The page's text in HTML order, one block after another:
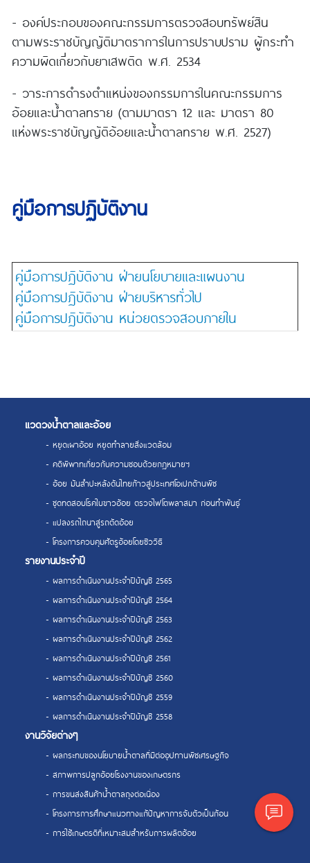
- องค์ประกอบของคณะกรรมการตรวจสอบทรัพย์สิน
ตามพระราชบัญญัติมาตราการในการปราบปราม ผู้กระทำ
ความผิดเกี่ยวกับยาเสพติด พ.ศ. 2534
- วาระการดำรงตำแหน่งของกรรมการในคณะกรรมการ
อ้อยและน้ำตาลทราย (ตามมาตรา 12 และ มาตรา 80
แห่งพระราชบัญญัติอ้อยและน้ำตาลทราย พ.ศ. 2527)
คู่มือการปฏิบัติงาน
คู่มือการปฏิบัติงาน ฝ่ายนโยบายและแผนงาน
คู่มือการปฏิบัติงาน ฝ่ายบริหารทั่วไป
คู่มือการปฏิบัติงาน หน่วยตรวจสอบภายใน
แวดวงน้ำตาลและอ้อย
- หยุดเผาอ้อย หยุดทำลายสิ่งแวดล้อม
- คดีพิพาทเกี่ยวกับความชอบด้วยกฎหมายฯ
- อ้อย มันสำปะหลังดันไทยก้าวสู่ประเทศโอเปกด้านพืช
- ชุดทดสอบโรคใบขาวอ้อย ตรวจไฟโตพลาสมา ก่อนทำพันธุ์
- แปลงรถไถนาสู่รถตัดอ้อย
- โครงการควบคุมศัตรูอ้อยโดยชีววิธี
รายงานประจำปี
- ผลการดำเนินงานประจำปีบัญชี 2565
- ผลการดำเนินงานประจำปีบัญชี 2564
- ผลการดำเนินงานประจำปีบัญชี 2563
- ผลการดำเนินงานประจำปีบัญชี 2562
- ผลการดำเนินงานประจำปีบัญชี 2561
- ผลการดำเนินงานประจำปีบัญชี 2560
- ผลการดำเนินงานประจำปีบัญชี 2559
- ผลการดำเนินงานประจำปีบัญชี 2558
งานวิจัยต่างๆ
- ผลกระทบของนโยบายน้ำตาลที่มีต่ออุปทานพืชเศรษฐกิจ
- สภาพการปลูกอ้อยโรงงานของเกษตรกร
- การขนส่งสินค้าน้ำตาลถุงต่อเนื่อง
- โครงการการศึกษาแนวทางแก้ปัญหาการจับตัวเป็นก้อน
- การใช้เกษตรดีที่เหมาะสมสำหรับการผลิตอ้อย